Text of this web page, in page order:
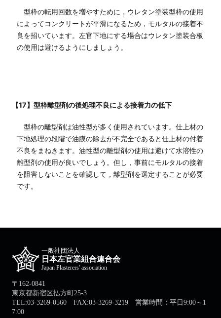
型枠の転用回数を増やすために，ウレタン塗装型枠の使用
によってコンクリートが平滑になるため，モルタルの接着不
良を招いています。左官下地にする場合はウレタン塗装合板
の使用は避けるようにしましょう。
【17】型枠離型剤の後処理不良による接着力の低下
型枠の離型剤は油性型が多く使用されています。仕上材の
下地処理の段階で油膜の除去が不完全であると仕上材の付着
不良をまねきます。油性型の離型剤の使用は避けて水溶性の
離型剤の使用が良いでしょう。但し，事前にモルタルの接着
を阻害しないことを確認して，離型剤を選定することが必要
です。
一般社団法人
日本左官業組合連合会
Japan Plasterers' association
〒162-0841
東京都新宿区払方町25-3
TEL:03-3269-0560 FAX:03-3269-3219 営業時間：平日9:00～1
7:00